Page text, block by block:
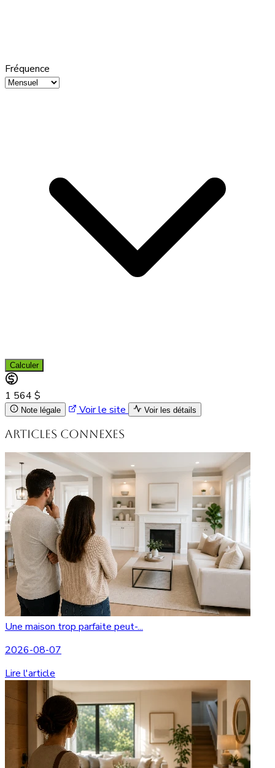
Fréquence
Calculer
1 564 $
Note légale Voir le site Voir les détails
Articles connexes
Une maison trop parfaite peut-...
2026-08-07
Lire l'article